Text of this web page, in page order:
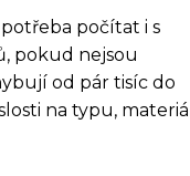
počítat i s
pokud nejsou
od pár tisíc do
na typu,